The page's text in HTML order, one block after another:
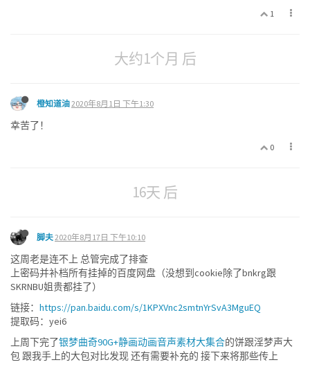
1
大约1个月 后
橙知道油2020年8月1日 下午1:30
幸苦了！
0
16天 后
脚夫2020年8月17日 下午10:10
这周老是连不上 总管完成了排查
上密码并补档所有挂掉的百度网盘（没想到cookie除了bnkrg跟
SKRNBU姐贵都挂了）
链接： https://pan.baidu.com/s/1KPXVnc2smtnYrSvA3MguEQ
提取码：yei6
上周下完了银梦曲奇90G+静画动画音声素材大集合的饼跟淫梦声大
包 跟我手上的大包对比发现 还有需要补充的 接下来将那些传上